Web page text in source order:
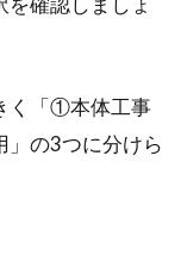
！おすすめの補
、「火災保険」が必
ょう。しかし、分譲
く「①本体工事
の3つに分けら